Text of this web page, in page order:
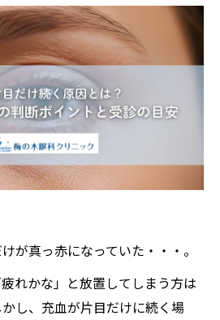
が真っ赤になっていた・・・。
れかな」と放置してしまう方は
し、充血が片目だけに続く場